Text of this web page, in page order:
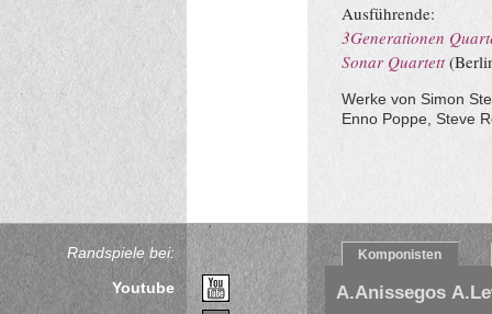
Ausführende:
3Generationen
Sonar Quartett
Werke von Simon
Enno Poppe, Steve
Randspiele bei:
Youtube
Komponisten
A.Anissegos